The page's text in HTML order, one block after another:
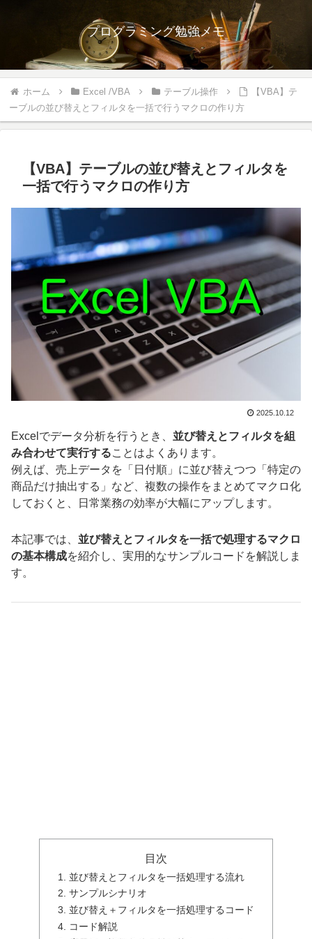
プログラミング勉強メモ
ホーム Excel /VBA テーブル操作
【VBA】テ
ーブルの並び替えとフィルタを一括で行うマクロの作り方
【VBA】テーブルの並び替えとフィルタを
一括で行うマクロの作り方
2025.10.12
Excelでデータ分析を行うとき、 並び替えとフィルタを組
み合わせて実行することはよくあります。
例えば、売上データを「日付順」に並び替えつつ「特定の
商品だけ抽出する」など、複数の操作をまとめてマクロ化
しておくと、日常業務の効率が大幅にアップします。
本記事では、 並び替えとフィルタを一括で処理するマクロ
の基本構成を紹介し、実用的なサンプルコードを解説しま
す。
目次
1. 並び替えとフィルタを一括処理する流れ
2. サンプルシナリオ
3. 並び替え＋フィルタを一括処理するコード
4. コード解説